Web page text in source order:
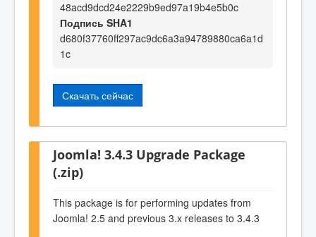
48acd9dcd24e2229b9ed97a19b4e5b0c
Подпись SHA1
d680f37760ff297ac9dc6a3a94789880ca6a1d
1c
Скачать сейчас
Joomla! 3.4.3 Upgrade Package
(.zip)
This package is for performing updates from
Joomla! 2.5 and previous 3.x releases to 3.4.3